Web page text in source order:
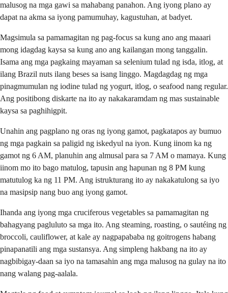
malusog na mga gawi sa mahabang panahon. Ang iyong plano ay
dapat na akma sa iyong pamumuhay, kagustuhan, at badyet.
Magsimula sa pamamagitan ng pag-focus sa kung ano ang maaari
mong idagdag kaysa sa kung ano ang kailangan mong tanggalin.
Isama ang mga pagkaing mayaman sa selenium tulad ng isda, itlog, at
ilang Brazil nuts ilang beses sa isang linggo. Magdagdag ng mga
pinagmumulan ng iodine tulad ng yogurt, itlog, o seafood nang regular.
Ang positibong diskarte na ito ay nakakaramdam ng mas sustainable
kaysa sa paghihigpit.
Unahin ang pagplano ng oras ng iyong gamot, pagkatapos ay bumuo
ng mga pagkain sa paligid ng iskedyul na iyon. Kung iinom ka ng
gamot ng 6 AM, planuhin ang almusal para sa 7 AM o mamaya. Kung
iinom mo ito bago matulog, tapusin ang hapunan ng 8 PM kung
matutulog ka ng 11 PM. Ang istrukturang ito ay nakakatulong sa iyo
na masipsip nang buo ang iyong gamot.
Ihanda ang iyong mga cruciferous vegetables sa pamamagitan ng
bahagyang pagluluto sa mga ito. Ang steaming, roasting, o sautéing ng
broccoli, cauliflower, at kale ay nagpapababa ng goitrogens habang
pinapanatili ang mga sustansya. Ang simpleng hakbang na ito ay
nagbibigay-daan sa iyo na tamasahin ang mga malusog na gulay na ito
nang walang pag-aalala.